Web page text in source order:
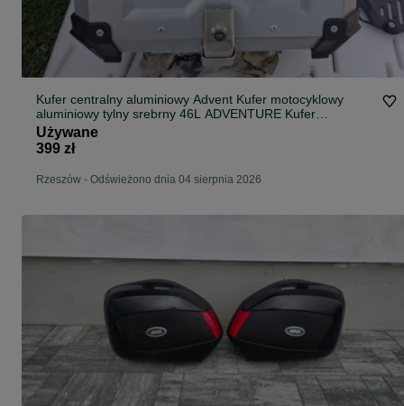
Kufer centralny aluminiowy Advent Kufer motocyklowy
aluminiowy tylny srebrny 46L ADVENTURE Kufer
motocyklowy aluminiowy tylny srebrny 46L ADVENTURE
Używane
399 zł
Rzeszów - Odświeżono dnia 04 sierpnia 2026